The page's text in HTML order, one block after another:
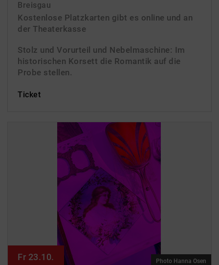
Breisgau
Kostenlose Platzkarten gibt es online und an
der Theaterkasse
Stolz und Vorurteil und Nebelmaschine: Im
historischen Korsett die Romantik auf die
Probe stellen.
Ticket
Fr 23.10. Photo Hanna Osen